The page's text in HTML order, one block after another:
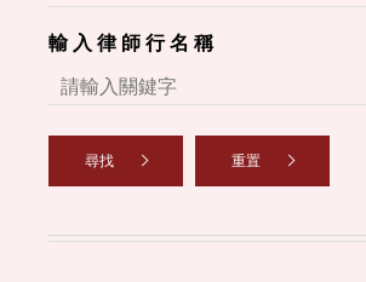
輸 入 律 師 行 名 稱
尋找 重置